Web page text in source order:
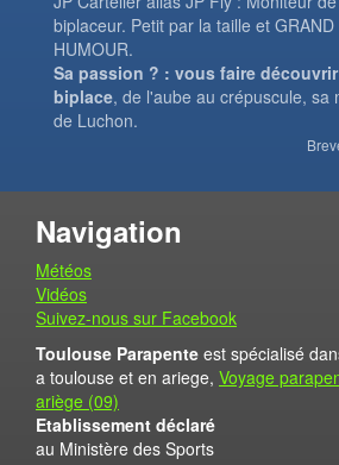
biplaceur. Petit par la taille et GRAND
HUMOUR.
Sa passion ? : vous faire
biplace, de l'aube au crépuscule, sa
de Luchon.
Navigation
Météos
Vidéos
Suivez-nous sur Facebook
Toulouse Parapente est spécialisé
a toulouse et en ariege, Voyage
ariège (09)
Etablissement déclaré
au Ministère des Sports